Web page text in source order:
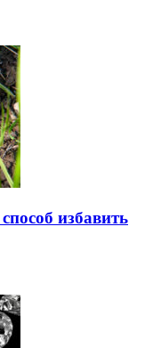
избавить